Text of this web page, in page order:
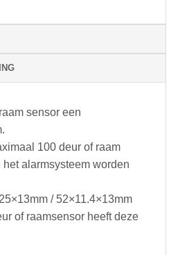
sensor een
100 deur of raam
alarmsysteem worden
/ 52×11.4×13mm
of raamsensor heeft deze